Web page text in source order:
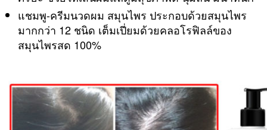
LAZADA
SHOPEE
ได้
แชมพู-ครีมนวดผม สมุนไพร ประกอบด้วยสมุนไพร
มากกว่า 12 ชนิด เต็มเปี่ยมด้วยคลอโรฟิลล์ของ
สมุนไพรสด 100%